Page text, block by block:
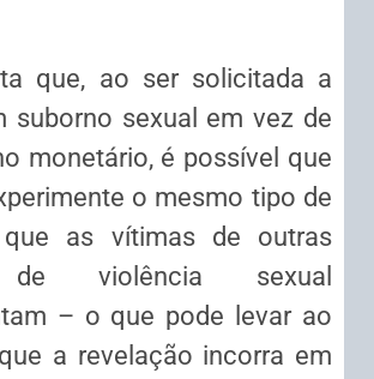
que, ao ser solicitada a
suborno sexual em vez de
monetário, é possível que
o mesmo tipo de
que as vítimas de outras
violência sexual
– o que pode levar ao
a revelação incorra em